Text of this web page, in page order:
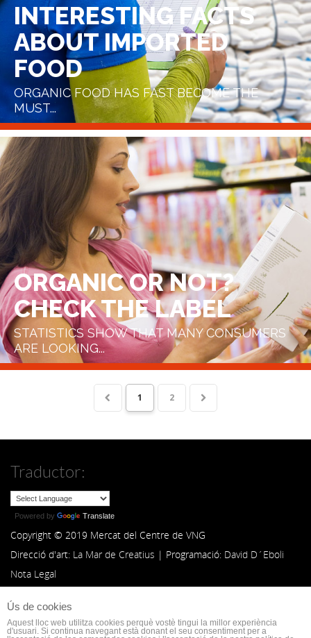
INTERESTING FACTS
ABOUT IMPORTED
FOOD
ORGANIC FOOD HAS FAST BECOME THE
MUST...
ORGANIC OR NOT?
CHECK THE LABEL
STATISTICS SHOW THAT MANY CONSUMERS
ARE LOOKING...
1 2
Traductor:
Powered by Translate
Copyright © 2019 Mercat del Centre de VNG
Direcció d'art: La Mar de Creatius | Programació: David D´Eboli
Nota Legal
Ús de cookies
Aquest lloc web utilitza cookies perquè vostè tingui la millor experiència
d'usuari. Si continua navegant està donant el seu consentiment per a